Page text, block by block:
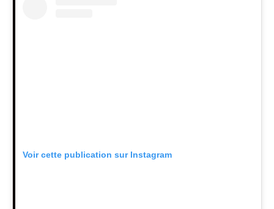
Voir cette publication sur Instagram